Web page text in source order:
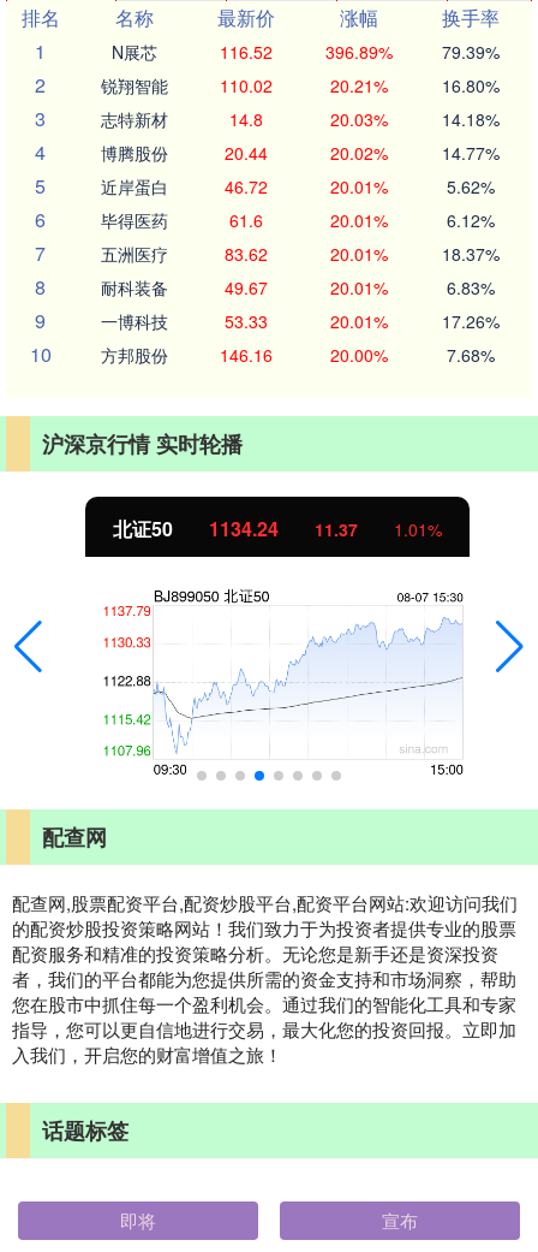
排名
名称 最新价 涨幅
换手率
1
N展芯 116.52 396.89% 79.39%
2 锐翔智能 110.02 20.21% 16.80%
3 志特新材 14.8 20.03% 14.18%
4 博腾股份 20.44 20.02% 14.77%
5 近岸蛋白 46.72 20.01% 5.62%
6 毕得医药 61.6 20.01% 6.12%
7 五洲医疗 83.62 20.01% 18.37%
8 耐科装备 49.67 20.01% 6.83%
9 一博科技 53.33 20.01% 17.26%
10 方邦股份 146.16 20.00% 7.68%
沪深京行情 实时轮播
北证50 1134.24 11.37 1.01%
配查网
配查网,股票配资平台,配资炒股平台,配资平台网站:欢迎访问我们
的配资炒股投资策略网站！我们致力于为投资者提供专业的股票
配资服务和精准的投资策略分析。无论您是新手还是资深投资
者，我们的平台都能为您提供所需的资金支持和市场洞察，帮助
您在股市中抓住每一个盈利机会。通过我们的智能化工具和专家
指导，您可以更自信地进行交易，最大化您的投资回报。立即加
入我们，开启您的财富增值之旅！
话题标签
即将 宣布